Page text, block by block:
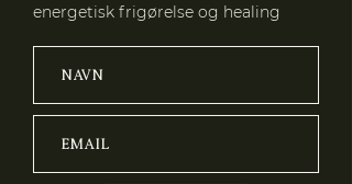
energetisk frigørelse og healing